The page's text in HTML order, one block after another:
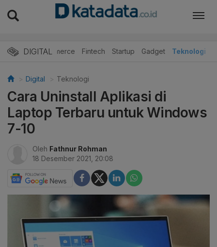
DIGITAL
E-Commerce Fintech Startup Gadget Teknologi
Digital Teknologi
Cara Uninstall Aplikasi di
Laptop Terbaru untuk Windows
7-10
Oleh Fathnur Rohman
18 Desember 2021, 20:08